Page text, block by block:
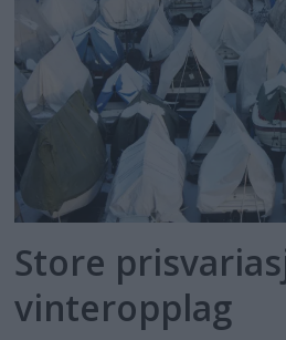
Store
vinteropplag